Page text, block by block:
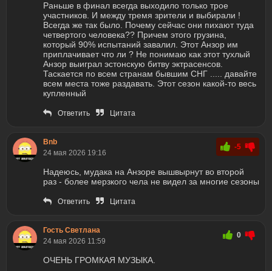
Раньше в финал всегда выходило только трое
участников. И между тремя зрители и выбирали !
Всегда же так было. Почему сейчас они пихают туда
четвертого человека?? Причем этого грузина,
который 90% испытаний завалил. Этот Анзор им
приплачивает что ли ? Не понимаю как этот тухлый
Анзор выиграл эстонскую битву эктрасенсов.
Таскается по всем странам бывшим СНГ ..... давайте
всем места тоже раздавать. Этот сезон какой-то весь
купленный
Ответить Цитата
Bnb
24 мая 2026 19:16
-5
Надеюсь, мудака на Анзоре вышвырнут во второй
раз - более мерзкого чела не видел за многие сезоны
Ответить Цитата
Гость Светлана
24 мая 2026 11:59
0
ОЧЕНЬ ГРОМКАЯ МУЗЫКА.